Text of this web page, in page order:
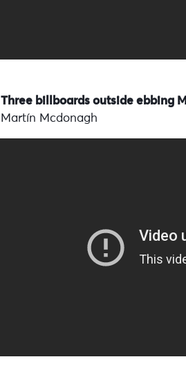
Three billboards outside ebbing
Martín Mcdonagh